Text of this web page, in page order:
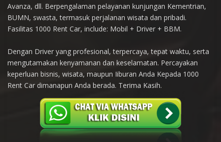
Avanza, dll. Berpengalaman pelayanan kunjungan Kementrian,
BUMN, swasta, termasuk perjalanan wisata dan pribadi.
Fasilitas 1000 Rent Car, include: Mobil + Driver + BBM.
Dengan Driver yang profesional, terpercaya, tepat waktu, serta
mengutamakan kenyamanan dan keselamatan. Percayakan
keperluan bisnis, wisata, maupun Iiburan Anda Kepada 1000
Rent Car dimanapun Anda berada. Terima Kasih.